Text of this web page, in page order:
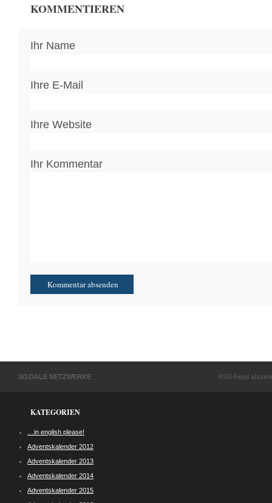
KOMMENTIEREN
Ihr Name
Ihre E-Mail
Ihre Website
Ihr Kommentar
SOZIALE NETZWERKE RSS-Feed
KATEGORIEN
…in english please!
Adventskalender 2012
Adventskalender 2013
Adventskalender 2014
Adventskalender 2015